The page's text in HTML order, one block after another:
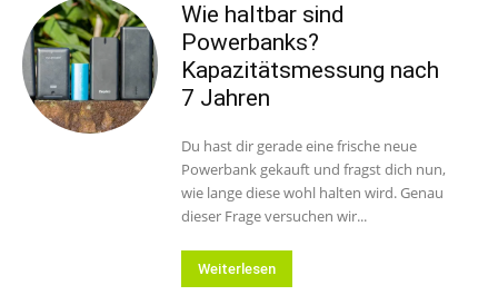
Wie haltbar sind
Powerbanks?
Kapazitätsmessung nach
7 Jahren
Du hast dir gerade eine frische neue
Powerbank gekauft und fragst dich nun,
wie lange diese wohl halten wird. Genau
dieser Frage versuchen wir...
Weiterlesen